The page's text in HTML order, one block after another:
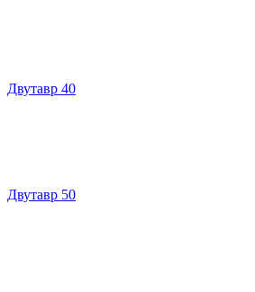
Двутавр 40
Двутавр 50